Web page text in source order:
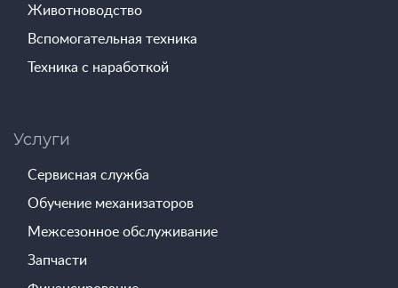
Животноводство
Вспомогательная техника
Техника с наработкой
Услуги
Сервисная служба
Обучение механизаторов
Межсезонное обслуживание
Запчасти